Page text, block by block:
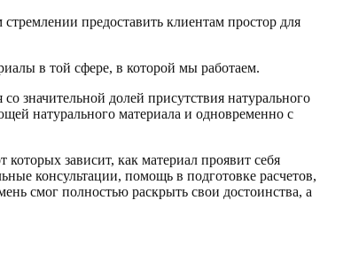
предоставить клиентам простор для
в той сфере, в которой мы работаем.
значительной долей присутствия натурального
натурального материала и одновременно с
зависит, как материал проявит себя
консультации, помощь в подготовке расчетов,
смог полностью раскрыть свои достоинства, а